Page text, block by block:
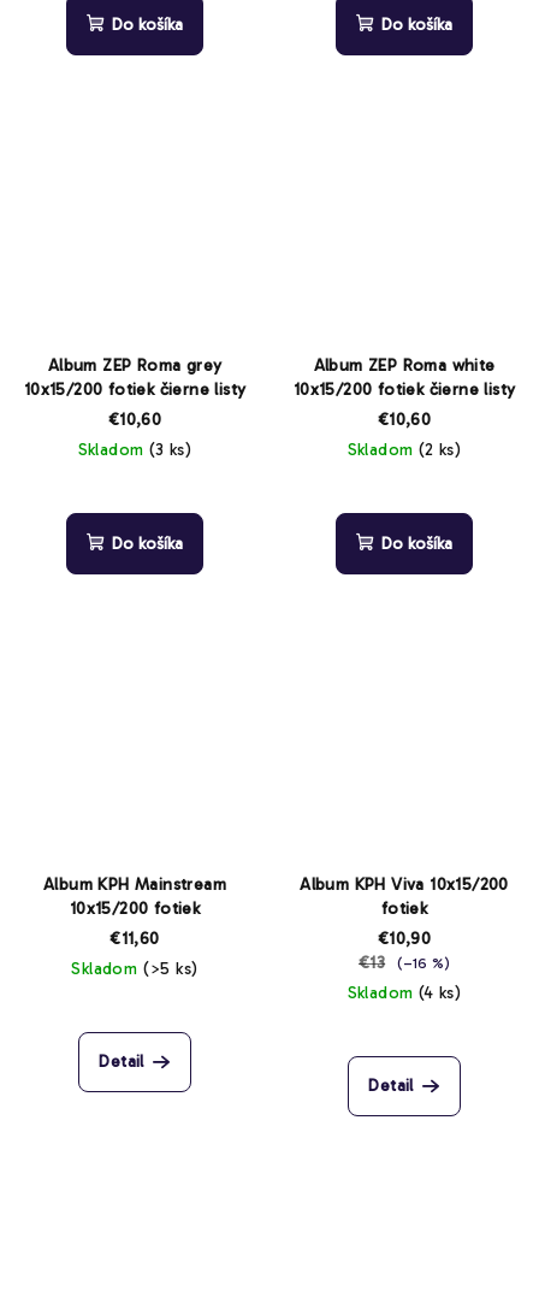
Do košíka Do košíka
Album ZEP Roma grey
10x15/200 fotiek čierne listy
€10,60
Skladom (3 ks)
Do košíka
Album ZEP Roma white
10x15/200 fotiek čierne listy
€10,60
Skladom (2 ks)
Do košíka
Album KPH Mainstream
10x15/200 fotiek
€11,60
Skladom (>5 ks)
Detail
Album KPH Viva 10x15/200
fotiek
€10,90
€13
(–16 %)
Skladom (4 ks)
Detail